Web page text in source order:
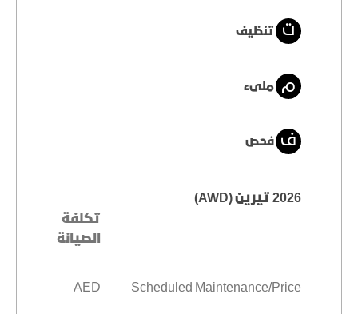
ت تنظيف
م ملىء
ف فحص
2026 تيرين (AWD)
تكلفة
الصيانة
Scheduled Maintenance/Price
AED